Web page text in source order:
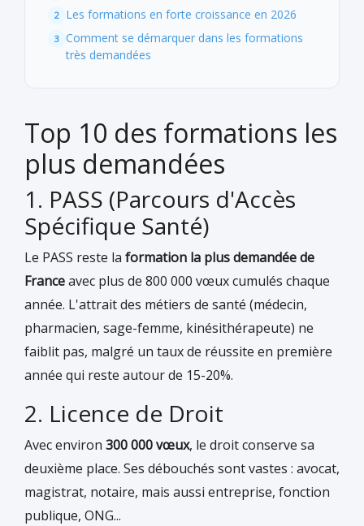
Les formations en forte croissance en 2026
Comment se démarquer dans les formations
très demandées
Top 10 des formations les
plus demandées
1. PASS (Parcours d'Accès
Spécifique Santé)
Le PASS reste la formation la plus demandée de
Franceavec plus de 800 000 vœux cumulés chaque
année. L'attrait des métiers de santé (médecin,
pharmacien, sage-femme, kinésithérapeute) ne
faiblit pas, malgré un taux de réussite en première
année qui reste autour de 15-20%.
2. Licence de Droit
Avec environ 300 000 vœux, le droit conserve sa
deuxième place. Ses débouchés sont vastes : avocat,
magistrat, notaire, mais aussi entreprise, fonction
publique, ONG...